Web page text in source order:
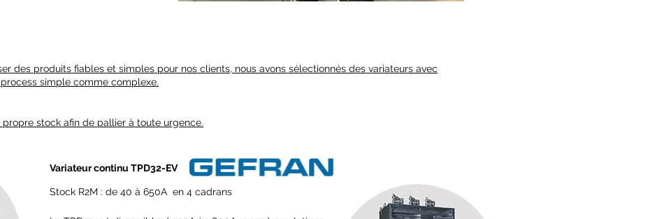
des produits fiables et simples pour nos clients, nous avons sélectionnés des variateurs avec
simple comme complexe.
stock afin de pallier à toute urgence.
Variateur continu TPD32-EV
Stock R2M : de 40 à 650A en 4 cadrans